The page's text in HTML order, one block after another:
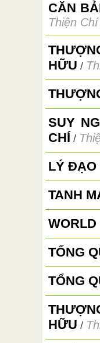
CĂN
Thiện Chí
HỮU /
SUY
CHÍ /
LÝ ĐẠO
TANH
WORLD
TỔNG
TỔNG
HỮU /